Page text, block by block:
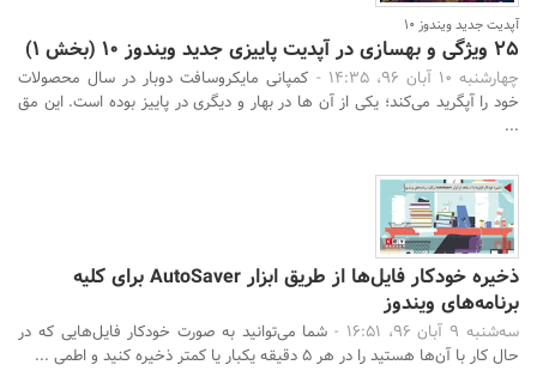
آپدیت جدید ویندوز 10
25 ویژگی و بهسازی در آپدیت پاییزی جدید ویندوز 10 (بخش 1)
چهارشنبه 10 آبان 96، 14:35 -
کمپانی مایکروسافت دوبار در سال محصولات
خود را آپگرید می‌کند؛ یکی از آن ها در بهار و دیگری در پاییز بوده است. این مق
...
ذخیره خودکار فایل‌ها از طریق ابزار AutoSaver برای کلیه
برنامه‌های ویندوز
سه‌شنبه 9 آبان 96، 16:51 -
شما می‌توانید به صورت خودکار فایل‌هایی که در
حال کار با آن‌ها هستید را در هر 5 دقیقه یکبار یا کمتر ذخیره کنید و اطمی ...